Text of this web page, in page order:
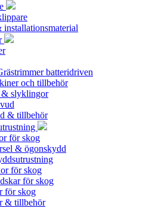
batteridriven
och tillbehör
slyklingor
& tillbehör
för skog
& ögonskydd
för skog
för skog
för skog
& tillbehör